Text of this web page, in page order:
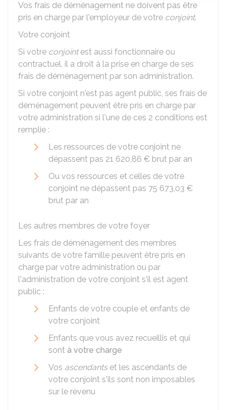
Vos frais de déménagement ne doivent pas être
pris en charge par l'employeur de votre conjoint.
Votre conjoint
Si votre conjointest aussi fonctionnaire ou
contractuel, il a droit à la prise en charge de ses
frais de déménagement par son administration.
Si votre conjoint n'est pas agent public, ses frais de
déménagement peuvent être pris en charge par
votre administration si l'une de ces 2 conditions est
remplie :
Les ressources de votre conjoint ne
dépassent pas 21 620,86 € brut par an
Ou vos ressources et celles de votre
conjoint ne dépassent pas 75 673,03 €
brut par an
Les autres membres de votre foyer
Les frais de déménagement des membres
suivants de votre famille peuvent être pris en
charge par votre administration ou par
l'administration de votre conjoint s'il est agent
public :
Enfants de votre couple et enfants de
votre conjoint
Enfants que vous avez recueillis et qui
sont à votre charge
Vos ascendantset les ascendants de
votre conjoint s'ils sont non imposables
sur le revenu